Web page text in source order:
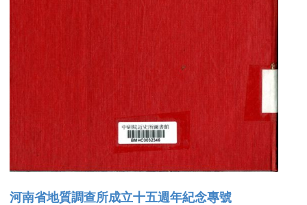
河南省地質調查所成立十五週年紀念專號